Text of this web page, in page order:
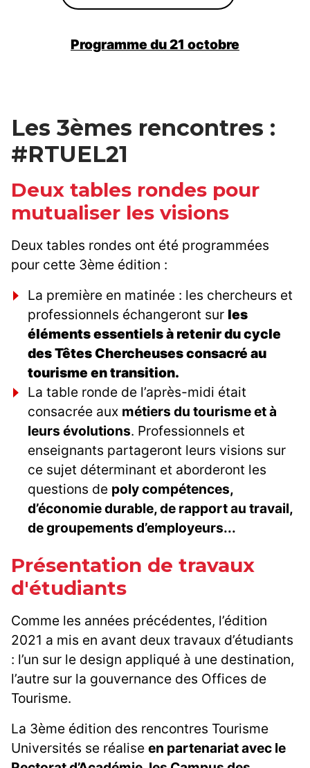
Programme du 21 octobre
Les 3èmes rencontres :
#RTUEL21
Deux tables rondes pour
mutualiser les visions
Deux tables rondes ont été programmées
pour cette 3ème édition :
La première en matinée : les chercheurs et
professionnels échangeront sur les
éléments essentiels à retenir du cycle
des Têtes Chercheuses consacré au
tourisme en transition.
La table ronde de l’après-midi était
consacrée aux métiers du tourisme et à
leurs évolutions. Professionnels et
enseignants partageront leurs visions sur
ce sujet déterminant et aborderont les
questions de poly compétences,
d’économie durable, de rapport au travail,
de groupements d’employeurs...
Présentation de travaux
d'étudiants
Comme les années précédentes, l’édition
2021 a mis en avant deux travaux d’étudiants
: l’un sur le design appliqué à une destination,
l’autre sur la gouvernance des Offices de
Tourisme.
La 3ème édition des rencontres Tourisme
Universités se réalise en partenariat avec le